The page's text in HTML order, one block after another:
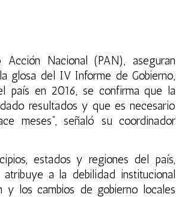
Acción Nacional (PAN), aseguran
glosa del IV Informe de Gobierno,
país en 2016, se confirma que la
resultados y que es necesario
meses”, señaló su coordinador
estados y regiones del país,
a la debilidad institucional
y los cambios de gobierno locales